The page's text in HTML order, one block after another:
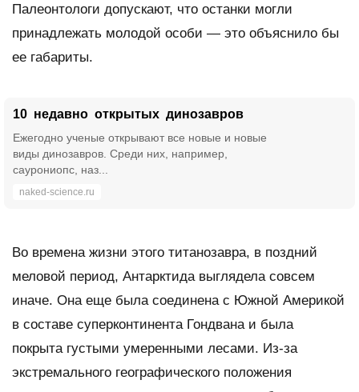
Палеонтологи допускают, что останки могли
принадлежать молодой особи — это объяснило бы
ее габариты.
10 недавно открытых динозавров
Ежегодно ученые открывают все новые и новые
виды динозавров. Среди них, например,
саурониопс, наз...
naked-science.ru
Во времена жизни этого титанозавра, в поздний
меловой период, Антарктида выглядела совсем
иначе. Она еще была соединена с Южной Америкой
в составе суперконтинента Гондвана и была
покрыта густыми умеренными лесами. Из-за
экстремального географического положения